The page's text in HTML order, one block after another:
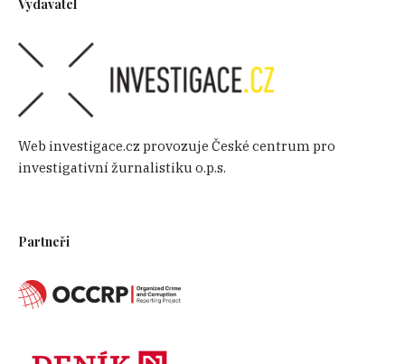
Vydavatel
Web investigace.cz provozuje České centrum pro
investigativní žurnalistiku o.p.s.
Partneři